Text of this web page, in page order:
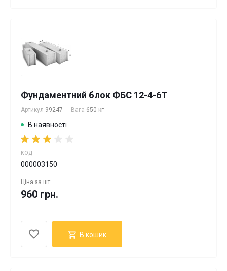
Фундаментний блок ФБС 12-4-6Т
Артикул 99247 Вага 650 кг
В наявності
КОД
000003150
Ціна за шт
960 грн.
В кошик